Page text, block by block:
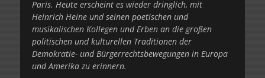
Paris. Heute erscheint es wieder dringlich, mit
Heinrich Heine und seinen poetischen und
musikalischen Kollegen und Erben an die großen
politischen und kulturellen Traditionen der
Demokratie- und Bürgerrechtsbewegungen in Europa
und Amerika zu erinnern.